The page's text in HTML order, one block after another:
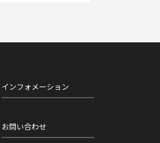
インフォメーション
お問い合わせ